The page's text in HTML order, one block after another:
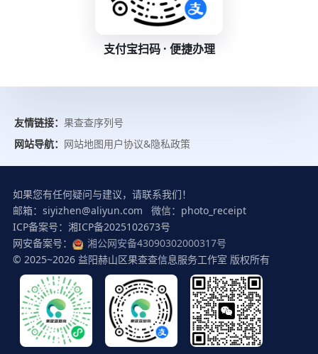
支付宝扫码 · 便捷办理
友情链接： 果查查序列号
网站导航： 网站地图用户协议&隐私政策
如果您有任何疑问与建议，请联系我们！
邮箱：siyizhen@aliyun.com 微信：photo_receipt
ICP备案号：湘ICP备2025102673号
网安备案号：
湘公网安备43090302000317号
© 2025~2026 益阳赫山区果查查信息服务工作室 版权所有